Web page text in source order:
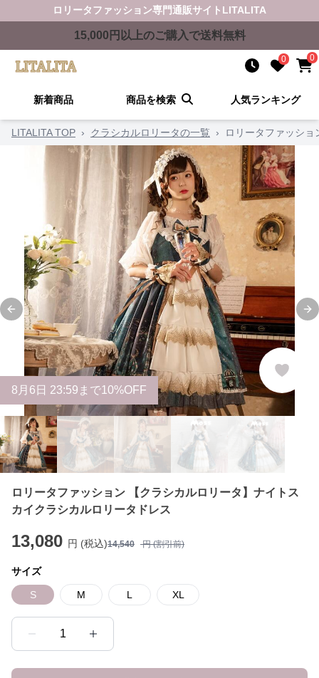
ロリータファッション専門通販サイト LITALITA
15,000 円以上のご購入で送料無料
0 0
新着商品 商品を検索 人気ランキング
LITALITA TOP › クラシカルロリータの一覧 › ロリータファッシ
Previous slide
8 月 6 日 23:59まで10%OFF
ロリータファッション 【クラシカルロリータ】ナイトス
カイクラシカルロリータドレス
13,080 円 (税込)14,540 円 (割引前)
サイズ
S M L XL
1